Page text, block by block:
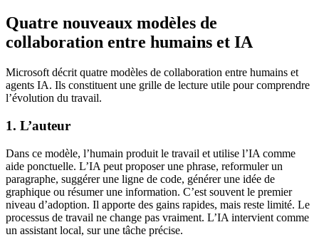
Quatre nouveaux modèles de
collaboration entre humains et IA
Microsoft décrit quatre modèles de collaboration entre humains et
agents IA. Ils constituent une grille de lecture utile pour comprendre
l’évolution du travail.
1. L’auteur
Dans ce modèle, l’humain produit le travail et utilise l’IA comme
aide ponctuelle. L’IA peut proposer une phrase, reformuler un
paragraphe, suggérer une ligne de code, générer une idée de
graphique ou résumer une information. C’est souvent le premier
niveau d’adoption. Il apporte des gains rapides, mais reste limité. Le
processus de travail ne change pas vraiment. L’IA intervient comme
un assistant local, sur une tâche précise.